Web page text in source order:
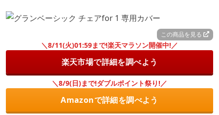
この商品を見る
＼8/11(火)01:59まで!楽天マラソン開催中!／
楽天市場で詳細を調べよう
＼8/9(日)まで!ダブルポイント祭り!／
Amazonで詳細を調べよう